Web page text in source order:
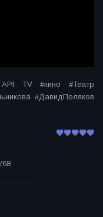
API TV #кино #Театр
#ДавидПоляков
/68